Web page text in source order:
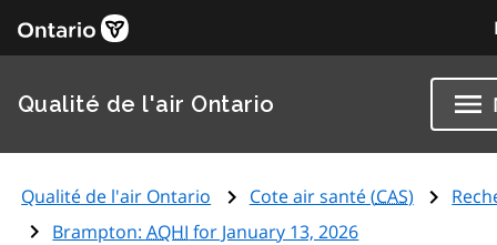
Qualité de l'air Ontario
Qualité de l'air Ontario Cote air santé (CAS)
Brampton:AQHI for January 13, 2026